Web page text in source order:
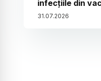
infecțiile din
31.07.2026